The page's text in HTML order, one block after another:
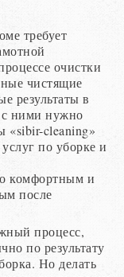
требует
очистки
чистящие
результаты в
ними нужно
«sibir-cleaning»
по уборке и
комфортным и
после
процесс,
по результату
Но делать